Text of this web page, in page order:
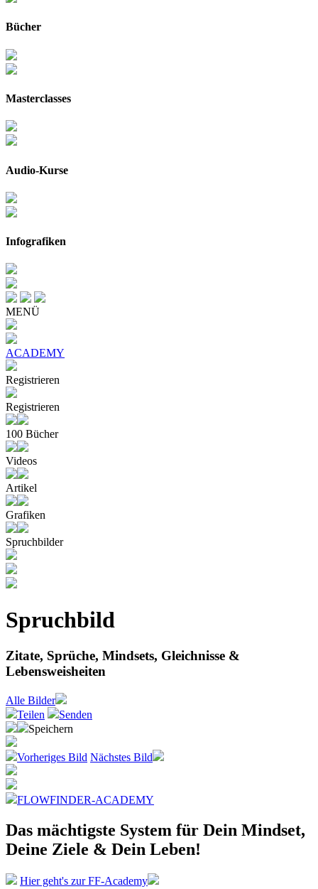
Bücher
Masterclasses
Audio-Kurse
Infografiken
MENÜ
ACADEMY
Registrieren
Registrieren
100 Bücher
Videos
Artikel
Grafiken
Spruchbilder
Spruchbild
Zitate, Sprüche, Mindsets, Gleichnisse &
Lebensweisheiten
Alle Bilder
Teilen
Senden
Speichern
Vorheriges Bild Nächstes Bild
FLOWFINDER-ACADEMY
Das mächtigste System für Dein Mindset,
Deine Ziele & Dein Leben!
Hier geht's zur FF-Academy